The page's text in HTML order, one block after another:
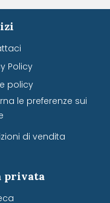
Policy
policy
le preferenze sui
di vendita
privata